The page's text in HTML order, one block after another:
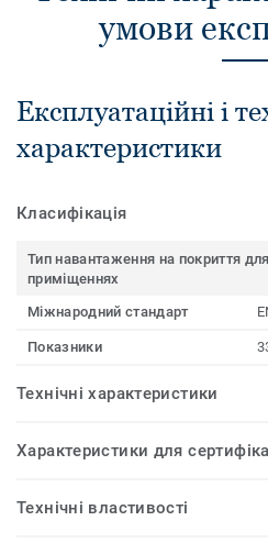
умови
Експлуатаційні і
характеристики
Класифікація
Тип навантаження на покриття
приміщеннях
Міжнародний стандарт
Показники
Технічні характеристики
Характеристики для
Технічні властивості